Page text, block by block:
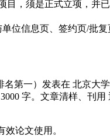
，须是正式立项，并
位信息页、签约页/批
第一）发表在 北京大
字。文章清样、刊用
效论文使用。